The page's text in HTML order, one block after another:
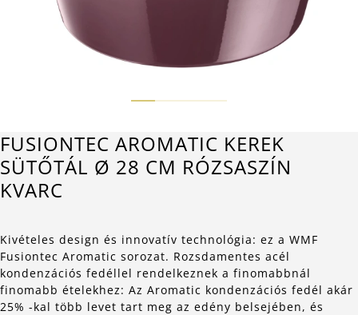
FUSIONTEC AROMATIC KEREK
SÜTŐTÁL Ø 28 CM RÓZSASZÍN
KVARC
Kivételes design és innovatív technológia: ez a WMF
Fusiontec Aromatic sorozat. Rozsdamentes acél
kondenzációs fedéllel rendelkeznek a finomabbnál
finomabb ételekhez: Az Aromatic kondenzációs fedél akár
25% -kal több levet tart meg az edény belsejében, és